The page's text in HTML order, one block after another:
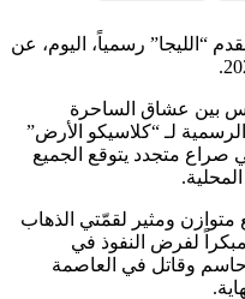
“الليجا” رسمياً، اليوم، عن
بين عشاق الساحرة
لـ “كلاسيكو الأرض”
صراع متجدد يتوقع الجميع
متوازن ومثير لقمّتي الذهاب
لفرض النفوذ في
حاسم وقاتل في العاصمة